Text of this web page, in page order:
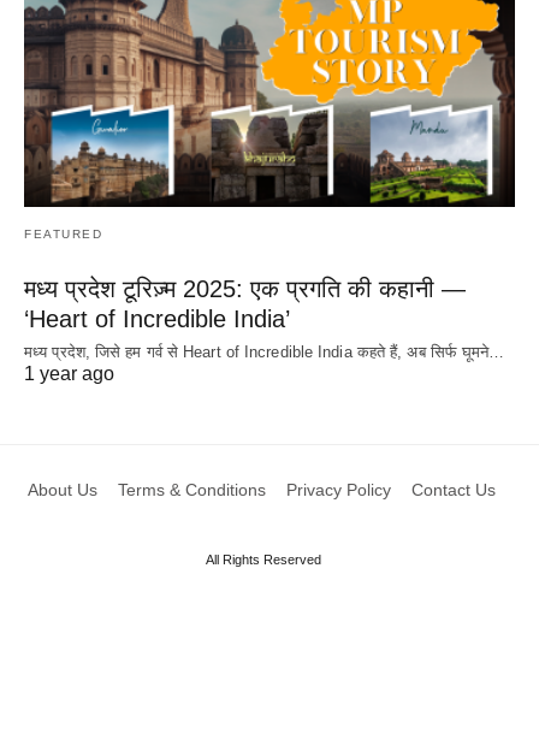
FEATURED
मध्य प्रदेश टूरिज़्म 2025: एक प्रगति की कहानी —
‘Heart of Incredible India’
मध्य प्रदेश, जिसे हम गर्व से Heart of Incredible India कहते हैं, अब सिर्फ घूमने…
1 year ago
About Us Terms & Conditions Privacy Policy Contact Us
All Rights Reserved